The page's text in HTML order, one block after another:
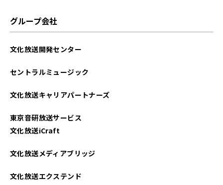
グループ会社
文化放送開発センター
セントラルミュージック
文化放送キャリアパートナーズ
東京音研放送サービス
文化放送iCraft
文化放送メディアブリッジ
文化放送エクステンド